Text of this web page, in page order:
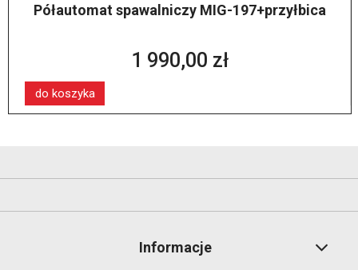
Półautomat spawalniczy MIG-197+przyłbica
1 990,00 zł
do koszyka
Informacje